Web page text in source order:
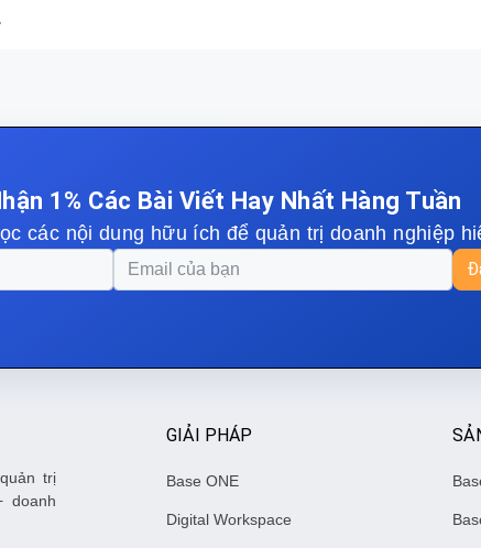
1% Các Bài Viết Hay Nhất Hàng Tuần
các nội dung hữu ích để quản trị doanh nghiệp
trị
doanh
GIẢI PHÁP
Base ONE
Digital Workspace